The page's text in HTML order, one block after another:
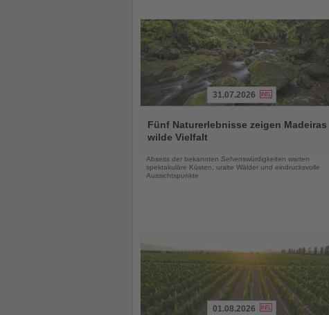
Sie
die
31.07.2026
Fünf Naturerlebnisse zeigen Madeiras
wilde Vielfalt
Abseits der bekannten Sehenswürdigkeiten warten
spektakuläre Küsten, uralte Wälder und eindrucksvolle
Aussichtspunkte
01.08.2026